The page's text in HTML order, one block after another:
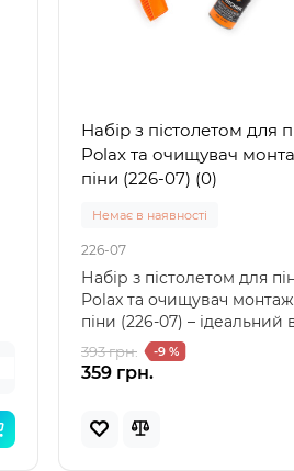
Набір з пістолетом для
Polax та очищувач
піни (226-07) (0)
Немає в наявності
226-07
Набір з пістолетом для
Polax та очищувач
піни (226-07) – ідеальний
для монтажни..
393 грн. -9 %
359 грн.